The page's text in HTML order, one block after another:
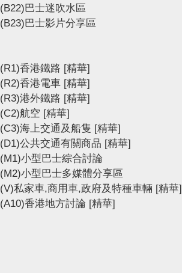
(B22)巴士迷吹水區
(B23)巴士影片分享區
(R1)香港鐵路 [精華]
(R2)香港電車 [精華]
(R3)港外鐵路 [精華]
(C2)航空 [精華]
(C3)海上交通及船隻 [精華]
(D1)公共交通有關商品 [精華]
(M1)小型巴士綜合討論
(M2)小型巴士多媒體分享區
(V)私家車,商用車,政府及特種車輛 [精華]
(A10)香港地方討論 [精華]